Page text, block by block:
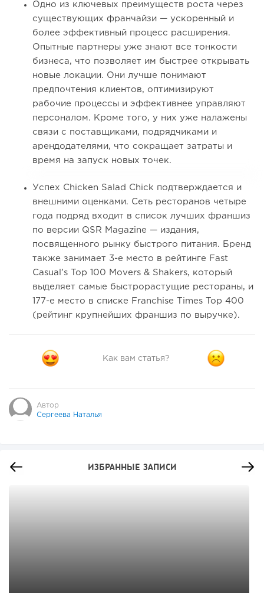
Одно из ключевых преимуществ роста через
существующих франчайзи — ускоренный и
более эффективный процесс расширения.
Опытные партнеры уже знают все тонкости
бизнеса, что позволяет им быстрее открывать
новые локации. Они лучше понимают
предпочтения клиентов, оптимизируют
рабочие процессы и эффективнее управляют
персоналом. Кроме того, у них уже налажены
связи с поставщиками, подрядчиками и
арендодателями, что сокращает затраты и
время на запуск новых точек.
Успех Chicken Salad Chick подтверждается и
внешними оценками. Сеть ресторанов четыре
года подряд входит в список лучших франшиз
по версии QSR Magazine — издания,
посвященного рынку быстрого питания. Бренд
также занимает 3-е место в рейтинге Fast
Casual’s Top 100 Movers & Shakers, который
выделяет самые быстрорастущие рестораны, и
177-е место в списке Franchise Times Top 400
(рейтинг крупнейших франшиз по выручке).
Как вам статья?
Автор
Сергеева Наталья
ИЗБРАННЫЕ ЗАПИСИ